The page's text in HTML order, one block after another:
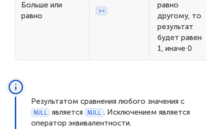
Больше или
равно
>=
равно
другому, то
результат
будет равен
1, иначе 0
Результатом сравнения любого значения с
NULL является NULL . Исключением является
оператор эквивалентности.